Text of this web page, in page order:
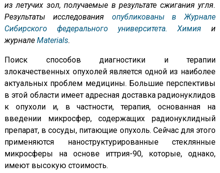
из летучих зол, получаемые в результате сжигания угля.
Результаты исследования опубликованы в Журнале
Сибирского федерального университета. Химия и
журнале Materials.
Поиск способов диагностики и терапии
злокачественных опухолей является одной из наиболее
актуальных проблем медицины. Большие перспективы
в этой области имеет адресная доставка радионуклидов
к опухоли и, в частности, терапия, основанная на
введении микросфер, содержащих радионуклидный
препарат, в сосуды, питающие опухоль. Сейчас для этого
применяются наноструктурированные стеклянные
микросферы на основе иттрия-90, которые, однако,
имеют высокую стоимость.